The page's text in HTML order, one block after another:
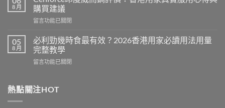
哪
些？
Cialis
見
副
用
說
馬
糖
效
真
相：
香
港
實
8 月
購買建議
在
印
度
威
而
價：
留言功能已關閉
05
8 月
必利勁幾時食最有效？2026香港用家必讀用法用量
完整教學
在
勁
幾
留言功能已關閉
熱點關注HOT